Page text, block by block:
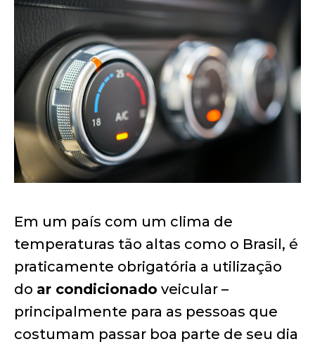
Em um país com um clima de
temperaturas tão altas como o Brasil, é
praticamente obrigatória a utilização
do ar condicionado veicular –
principalmente para as pessoas que
costumam passar boa parte de seu dia